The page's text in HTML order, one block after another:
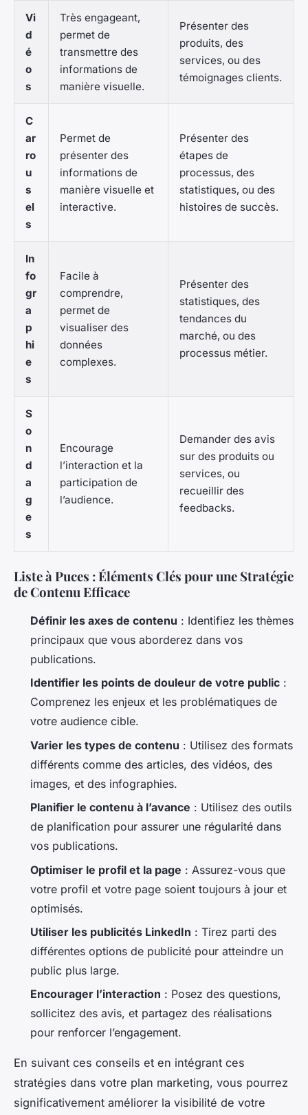
Vi
d
é
o
s
Très engageant,
permet de
transmettre des
informations de
manière visuelle.
Présenter des
produits, des
services, ou des
témoignages clients.
C
ar
ro
u
s
el
s
Permet de
présenter des
informations de
manière visuelle et
interactive.
Présenter des
étapes de
processus, des
statistiques, ou des
histoires de succès.
In
fo
gr
a
p
hi
e
s
Facile à
comprendre,
permet de
visualiser des
données
complexes.
Présenter des
statistiques, des
tendances du
marché, ou des
processus métier.
S
o
n
d
a
g
e
s
Encourage
l’interaction et la
participation de
l’audience.
Demander des avis
sur des produits ou
services, ou
recueillir des
feedbacks.
Liste à Puces : Éléments Clés pour une Stratégie
de Contenu Efficace
Définir les axes de contenu : Identifiez les thèmes
principaux que vous aborderez dans vos
publications.
Identifier les points de douleur de votre public :
Comprenez les enjeux et les problématiques de
votre audience cible.
Varier les types de contenu : Utilisez des formats
différents comme des articles, des vidéos, des
images, et des infographies.
Planifier le contenu à l’avance : Utilisez des outils
de planification pour assurer une régularité dans
vos publications.
Optimiser le profil et la page : Assurez-vous que
votre profil et votre page soient toujours à jour et
optimisés.
Utiliser les publicités LinkedIn : Tirez parti des
différentes options de publicité pour atteindre un
public plus large.
Encourager l’interaction : Posez des questions,
sollicitez des avis, et partagez des réalisations
pour renforcer l’engagement.
En suivant ces conseils et en intégrant ces
stratégies dans votre plan marketing, vous pourrez
significativement améliorer la visibilité de votre